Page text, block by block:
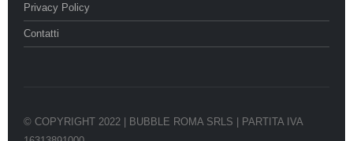
Privacy Policy
Contatti
© COPYRIGHT 2022 | BUBBLE ROMA SRLS | PARTITA IVA